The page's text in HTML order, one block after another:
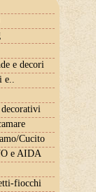
e decori
e..
Cucito
e AIDA
fiocchi